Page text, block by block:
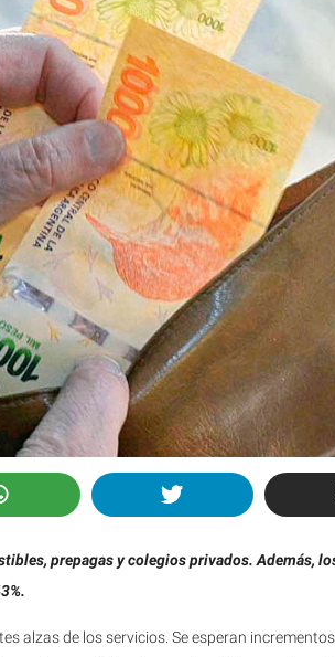
prepagas y colegios privados. Además,
alzas de los servicios. Se esperan